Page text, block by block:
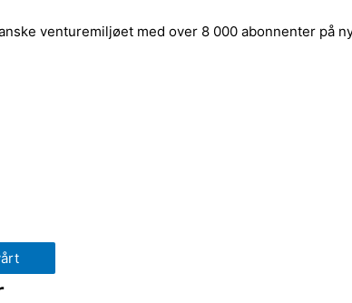
venturemiljøet med over 8 000 abonnenter på